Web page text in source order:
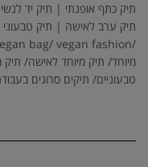
תיק כתף אופנתי | תיק יד
מיוחד/ תיק מיוחד לאישה/
טבעוניים/ תיקים סרוגים